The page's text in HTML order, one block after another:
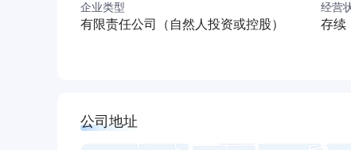
公司主要生产三大系列的40多个产品，即以藕
主的休闲品系列；以莲藕汁、荷叶茶等为主的
供”，主动争取路政支持，坚持每天不少于3车
节目请到莲藕池塘边效果明显，仅50多天举办
企业类型
有限责任公司（自然人投资或控股）
经营
存续
公司地址